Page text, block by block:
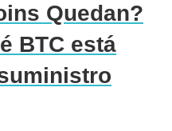
Quedan?
BTC está